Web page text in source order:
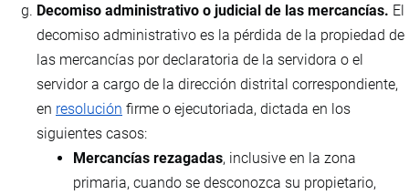
Decomiso administrativo o judicial de las mercancías. El
decomiso administrativo es la pérdida de la propiedad de
las mercancías por declaratoria de la servidora o el
servidor a cargo de la dirección distrital correspondiente,
en resolución firme o ejecutoriada, dictada en los
siguientes casos:
Mercancías rezagadas, inclusive en la zona
primaria, cuando se desconozca su propietario,